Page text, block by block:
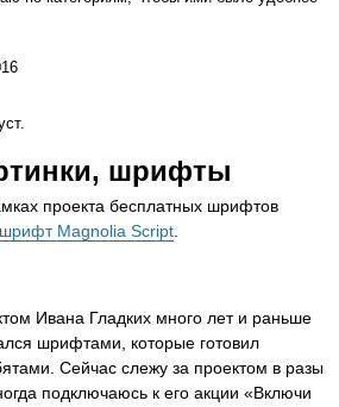
шрифты
проекта бесплатных шрифтов
Magnolia Script
Ивана Гладких много лет и раньше
шрифтами, которые готовил
Сейчас слежу за проектом в разы
подключаюсь к его акции «Включи